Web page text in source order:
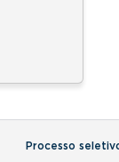
Processo